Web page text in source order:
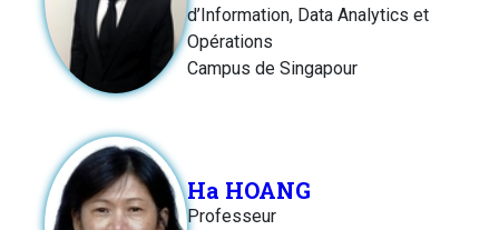
d’Information, Data Analytics et
Opérations
Campus de Singapour
Ha HOANG
Professeur